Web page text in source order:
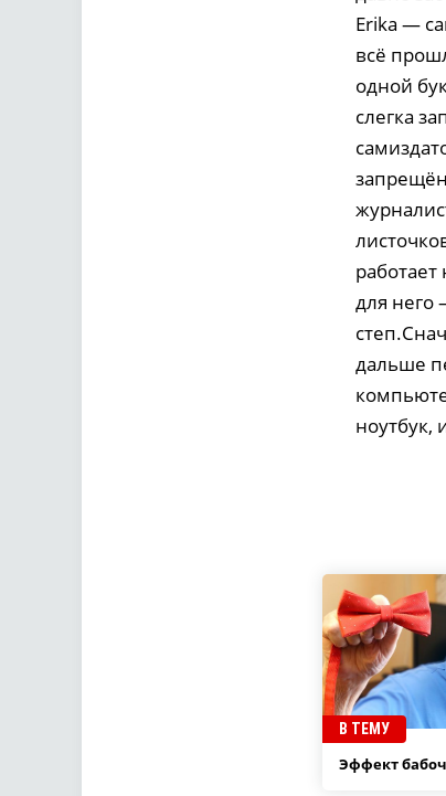
Erika —
всё
одной
слегка
для него
дальше
ноутбук,
Эффект
В ТЕМУ